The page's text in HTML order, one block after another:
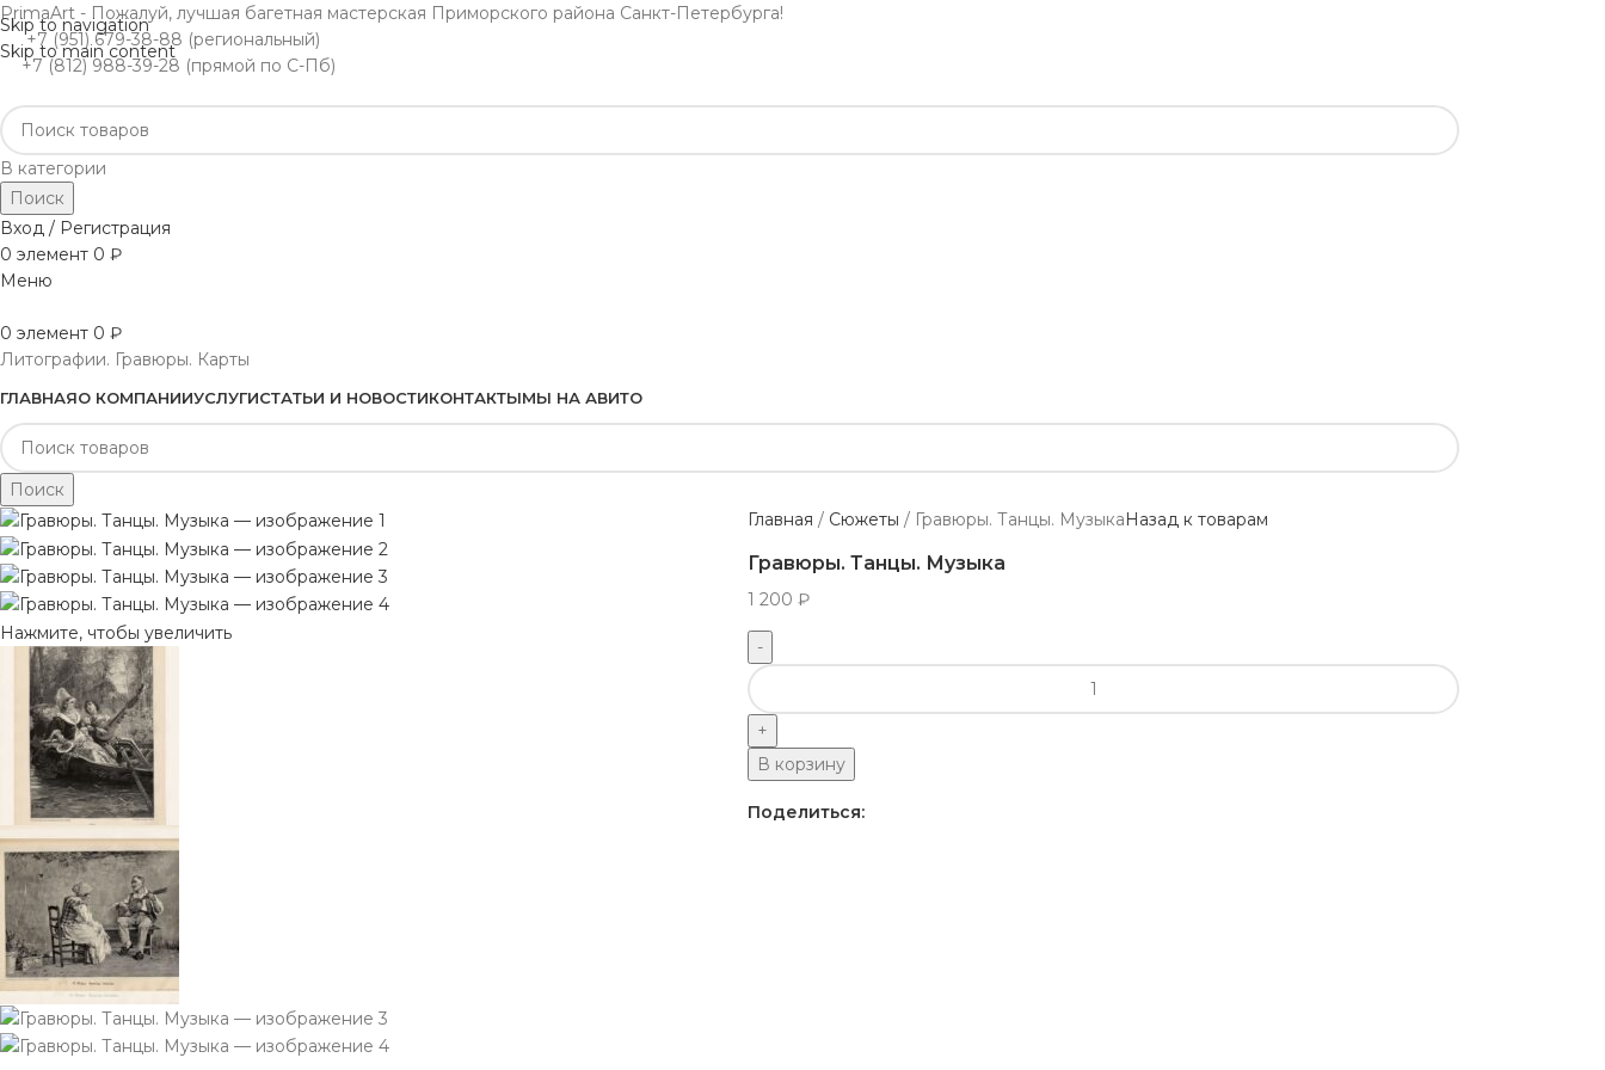
Skip to navigation
Skip to main content
PrimaArt - Пожалуй, лучшая багетная мастерская Приморского района Санкт-Петербурга!
+7 (951) 679-38-88 (региональный)
+7 (812) 988-39-28 (прямой по С-Пб)
В категории
Поиск
Вход / Регистрация
0 элемент 0 ₽
Меню
0 элемент 0 ₽
Литографии. Гравюры. Карты
ГЛАВНАЯО КОМПАНИИУСЛУГИСТАТЬИ И НОВОСТИКОНТАКТЫМЫ НА АВИТО
Поиск
Нажмите, чтобы увеличить
Главная Сюжеты Гравюры. Танцы. МузыкаНазад к товарам
Гравюры. Танцы. Музыка
1 200 ₽
В корзину
Поделиться: